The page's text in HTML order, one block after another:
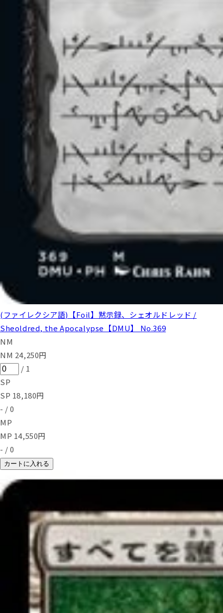
(ファイレクシア語)【Foil】黙示録、シェオルドレッド /
Sheoldred, the Apocalypse【DMU】 No.369
NM
NM 24,250円
/ 1
SP
SP 18,180円
- / 0
MP
MP 14,550円
- / 0
カートに入れる